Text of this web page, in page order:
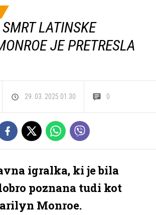
LATINSKE
JE PRETRESLA
29. 03. 2025 01.30 0
igralka, ki je bila
poznana tudi kot
Monroe.